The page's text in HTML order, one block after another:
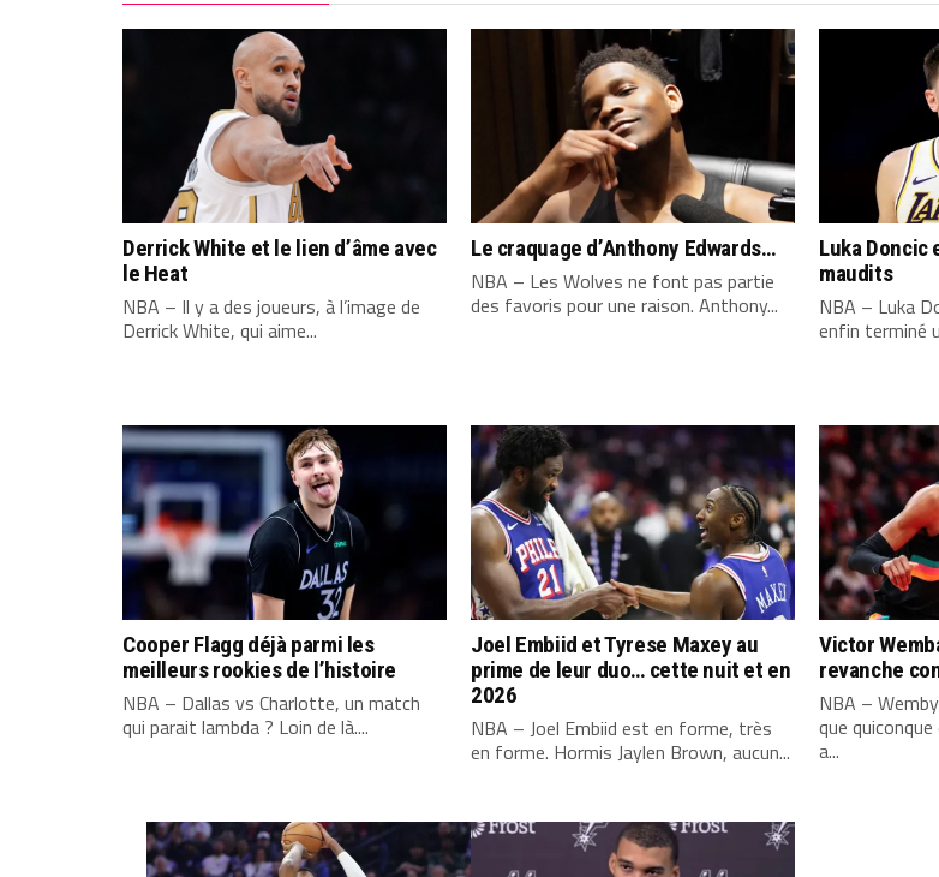
Derrick White et le lien d’âme avec
le Heat
NBA – Il y a des joueurs, à l’image de
Derrick White, qui aime...
Le craquage d’Anthony Edwards…
NBA – Les Wolves ne font pas partie
des favoris pour une raison. Anthony...
Luka Doncic
maudits
NBA – Luka
enfin terminé
Cooper Flagg déjà parmi les
meilleurs rookies de l’histoire
NBA – Dallas vs Charlotte, un match
qui parait lambda ? Loin de là....
Joel Embiid et Tyrese Maxey au
prime de leur duo… cette nuit et en
2026
NBA – Joel Embiid est en forme, très
en forme. Hormis Jaylen Brown, aucun...
Victor
revanche
NBA –
que
a...